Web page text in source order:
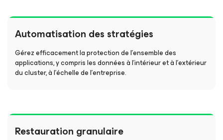
Automatisation des stratégies
Gérez efficacement la protection de l’ensemble des
applications, y compris les données à l’intérieur et à l’extérieur
du cluster, à l’échelle de l’entreprise.
Restauration granulaire